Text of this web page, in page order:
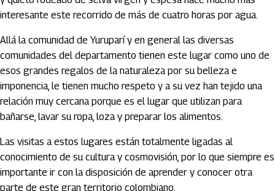
interesante este recorrido de más de cuatro horas por agua.
Allá la comunidad de Yuruparí y en general las diversas
comunidades del departamento tienen este lugar como uno de
esos grandes regalos de la naturaleza por su belleza e
imponencia, le tienen mucho respeto y a su vez han tejido una
relación muy cercana porque es el lugar que utilizan para
bañarse, lavar su ropa, loza y preparar los alimentos.
Las visitas a estos lugares están totalmente ligadas al
conocimiento de su cultura y cosmovisión, por lo que siempre es
importante ir con la disposición de aprender y conocer otra
parte de este gran territorio colombiano.